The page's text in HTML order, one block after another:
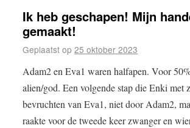
Ik heb geschapen! Mijn
gemaakt!
Geplaatst op 25 oktober 2023
Adam2 en Eva1 waren halfapen. Voor
alien/god. Een volgende stap die Enki met
bevruchten van Eva1, niet door Adam2,
raakte voor de tweede keer zwanger en